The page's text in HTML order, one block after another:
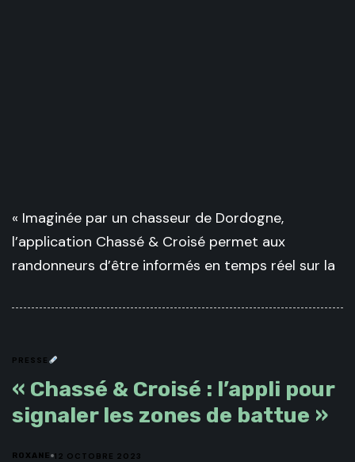
« Imaginée par un chasseur de Dordogne,
l’application Chassé & Croisé permet aux
randonneurs d’être informés en temps réel sur la
PRESSE
« Chassé & Croisé : l’appli pour
signaler les zones de battue »
ROXANE 12 OCTOBRE 2023